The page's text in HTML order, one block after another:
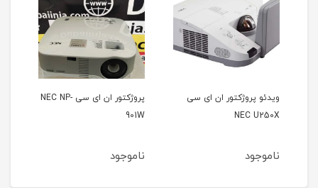
ان ای سی
پروژکتور ان ای سی NEC NP-
ویدئو پروژکتور هیتاچی